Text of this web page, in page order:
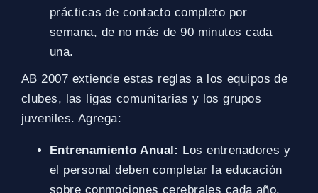
prácticas de contacto completo por
semana, de no más de 90 minutos cada
una.
AB 2007 extiende estas reglas a los equipos de
clubes, las ligas comunitarias y los grupos
juveniles. Agrega:
Entrenamiento Anual: Los entrenadores y
el personal deben completar la educación
sobre conmociones cerebrales cada año.